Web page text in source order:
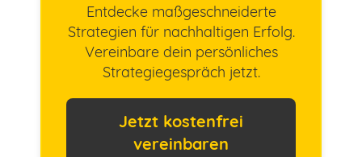
Entdecke maßgeschneiderte
Strategien für nachhaltigen Erfolg.
Vereinbare dein persönliches
Strategiegespräch jetzt.
Jetzt kostenfrei
vereinbaren